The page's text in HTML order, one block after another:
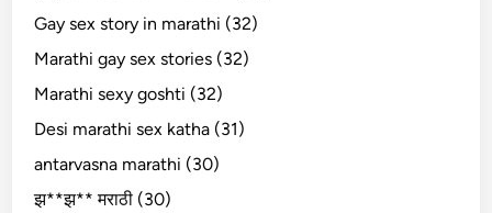
Gay sex story in marathi (32)
Marathi gay sex stories (32)
Marathi sexy goshti (32)
Desi marathi sex katha (31)
antarvasna marathi (30)
झ**झ** मराठी (30)